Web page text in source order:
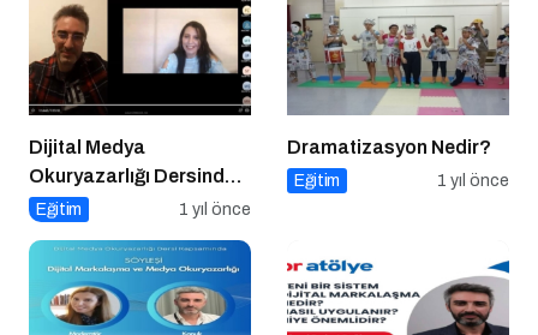
Dijital Medya
Okuryazarlığı Dersinde
Dijital Markalaşma
Eğitim 1 yıl önce
Dramatizasyon Nedir?
Eğitim 1 yıl önce